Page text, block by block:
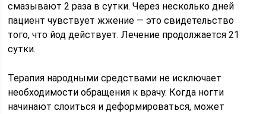
смазывают 2 раза в сутки. Через несколько дней
пациент чувствует жжение — это свидетельство
того, что йод действует. Лечение продолжается 21
сутки.
Терапия народными средствами не исключает
необходимости обращения к врачу. Когда ногти
начинают слоиться и деформироваться, может